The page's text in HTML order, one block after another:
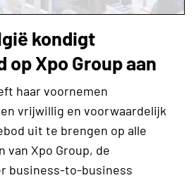
kondigt
op Xpo Group aan
haar voornemen
​​vrijwillig en voorwaardelijk
uit te brengen op alle
van Xpo Group, de
business-to-business